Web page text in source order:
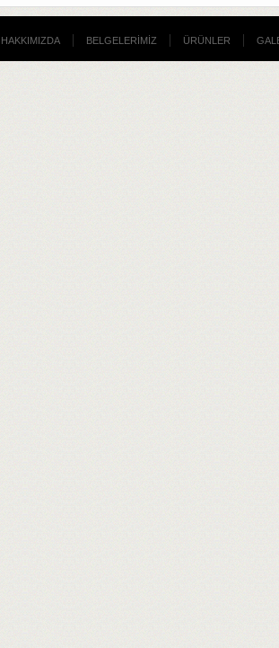
HAKKIMIZDA BELGELERİMİZ ÜRÜNLER